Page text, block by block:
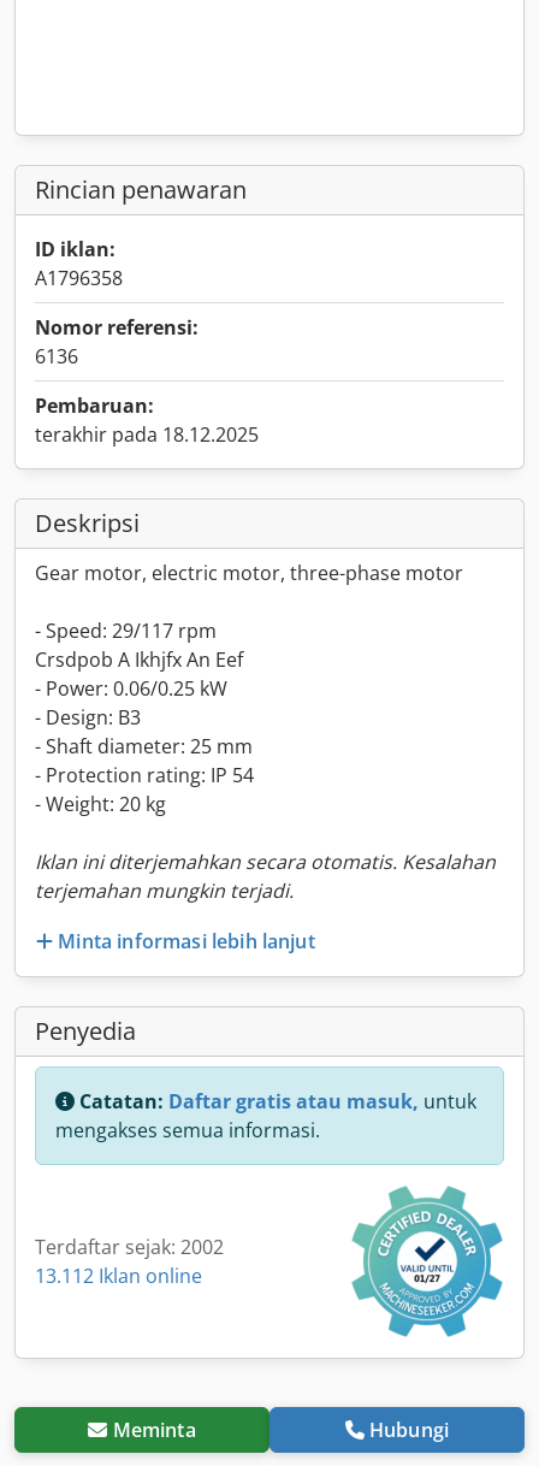
Rincian penawaran
ID iklan:
A1796358
Nomor referensi:
6136
Pembaruan:
terakhir pada 18.12.2025
Deskripsi
Gear motor, electric motor, three-phase motor
- Speed: 29/117 rpm
Crsdpob A Ikhjfx An Eef
- Power: 0.06/0.25 kW
- Design: B3
- Shaft diameter: 25 mm
- Protection rating: IP 54
- Weight: 20 kg
Iklan ini diterjemahkan secara otomatis. Kesalahan
terjemahan mungkin terjadi.
Minta informasi lebih lanjut
Penyedia
Catatan: Daftar gratis atau masuk, untuk
mengakses semua informasi.
Terdaftar sejak: 2002
13.112 Iklan online
Meminta Hubungi